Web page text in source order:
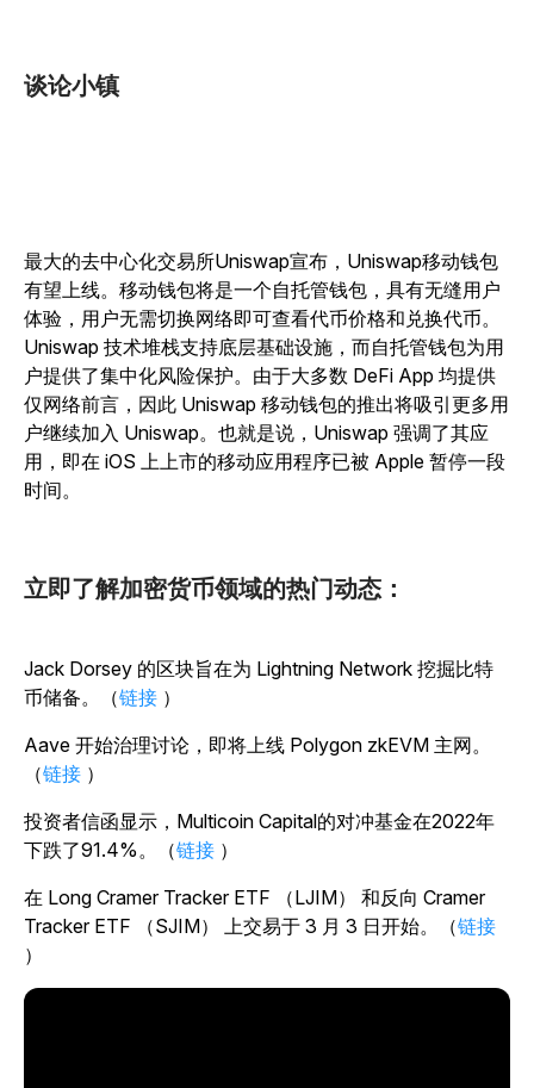
谈论小镇
最大的去中心化交易所Uniswap宣布，Uniswap移动钱包
有望上线。移动钱包将是一个自托管钱包，具有无缝用户
体验，用户无需切换网络即可查看代币价格和兑换代币。
Uniswap 技术堆栈支持底层基础设施，而自托管钱包为用
户提供了集中化风险保护。由于大多数 DeFi App 均提供
仅网络前言，因此 Uniswap 移动钱包的推出将吸引更多用
户继续加入 Uniswap。也就是说，Uniswap 强调了其应
用，即在 iOS 上上市的移动应用程序已被 Apple 暂停一段
时间。
立即了解加密货币领域的热门动态：
Jack Dorsey 的区块旨在为 Lightning Network 挖掘比特
币储备。（链接 ）
Aave 开始治理讨论，即将上线 Polygon zkEVM 主网。
（链接 ）
投资者信函显示，Multicoin Capital的对冲基金在2022年
下跌了91.4%。（链接 ）
在 Long Cramer Tracker ETF （LJIM） 和反向 Cramer
Tracker ETF （SJIM） 上交易于 3 月 3 日开始。（链接
）